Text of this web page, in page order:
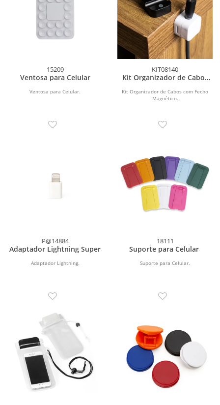
15209
Ventosa para Celular
Ventosa para Celular.
KIT08140
Kit Organizador de Cabos
Kit Organizador de Cabos com Fecho
Magnético.
P@14884
Adaptador Lightning Super
Adaptador Lightning.
18111
Suporte para Celular
Suporte para Celular.